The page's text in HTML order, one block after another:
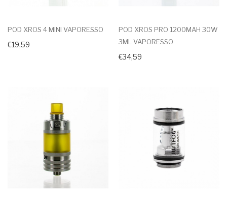
POD XROS 4 MINI VAPORESSO
€19,59
POD XROS PRO 1200MAH 30W
3ML VAPORESSO
€34,59